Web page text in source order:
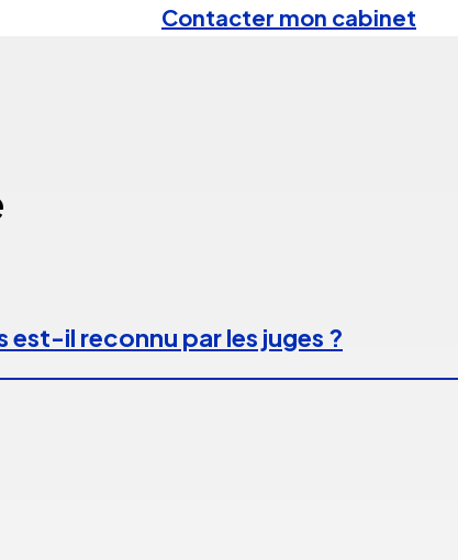
Contacter mon cabinet
est-il reconnu par les juges ?